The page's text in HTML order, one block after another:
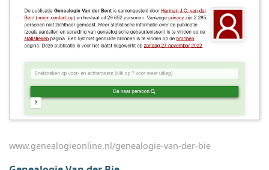
www.genealogieonline.nl/genealogie-van-der-bie